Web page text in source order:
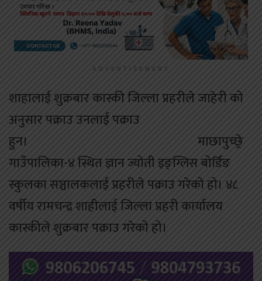
ADVERTISEMENT
शाहालाई शुक्रबार कास्की जिल्ला प्रहरीले जाहेरी को
अनुसार पक्राउ उनलाई पक्राउ
हुन। माछापुच्छ्रे
गाउँपालिका-४ स्थित ज्ञान ज्योती इङ्ग्लिस बोर्डिङ
स्कुलका सञ्चालकलाई प्रहरीले पक्राउ गरेको हो। ४८
वर्षीय रामचन्द्र शाहीलाई जिल्ला प्रहरी कार्यालय
कास्कीले शुक्रबार पक्राउ गरेको हो।